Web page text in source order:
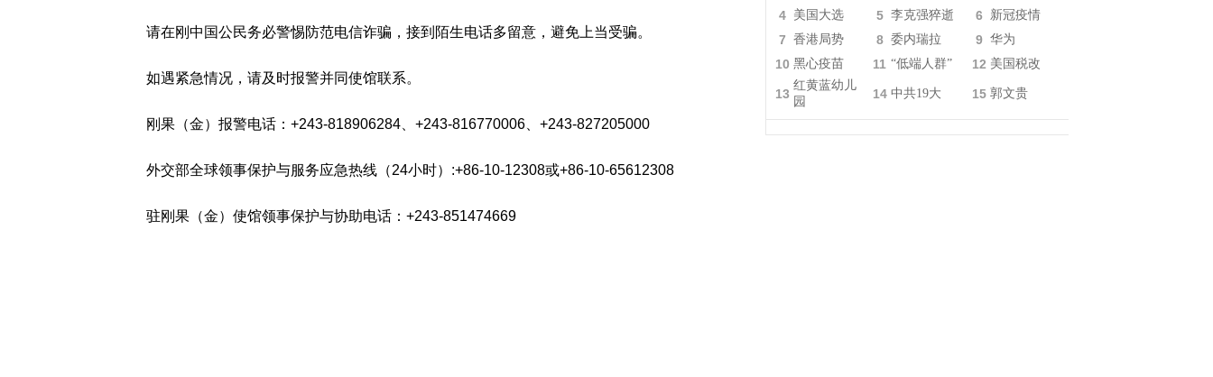
请在刚中国公民务必警惕防范电信诈骗，接到陌生电话多留意，避免上当受骗。
如遇紧急情况，请及时报警并同使馆联系。
刚果（金）报警电话：+243-818906284、+243-816770006、+243-827205000
外交部全球领事保护与服务应急热线（24小时）:+86-10-12308或+86-10-65612308
驻刚果（金）使馆领事保护与协助电话：+243-851474669
4 美国大选 5 李克强猝逝 6 新冠疫情
7 香港局势 8 委内瑞拉 9 华为
10 黑心疫苗 11 “低端人群” 12 美国税改
13
红黄蓝幼儿
园
14 中共19大 15 郭文贵